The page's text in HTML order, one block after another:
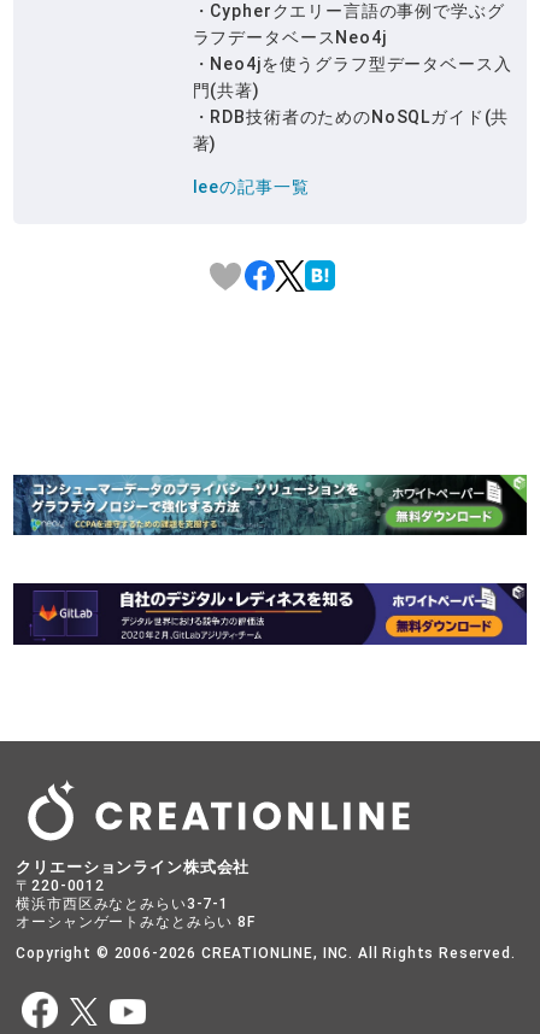
・Cypherクエリー言語の事例で学ぶグ
ラフデータベースNeo4j
・Neo4jを使うグラフ型データベース入
門(共著)
・RDB技術者のためのNoSQLガイド(共
著)
leeの記事一覧
クリエーションライン株式会社
〒220-0012
横浜市西区みなとみらい3-7-1
オーシャンゲートみなとみらい 8F
Copyright © 2006-2026 CREATIONLINE, INC. All Rights Reserved.